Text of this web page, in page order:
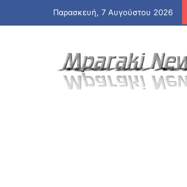
Παρασκευή, 7 Αυγούστου 2026